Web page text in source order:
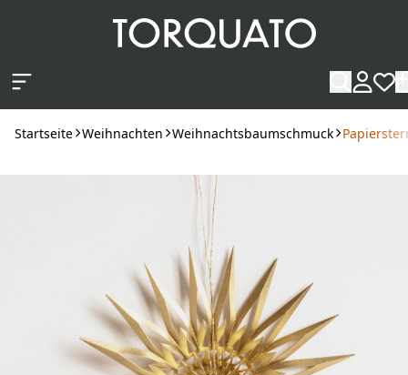
Startseite Weihnachten Weihnachtsbaumschmuck